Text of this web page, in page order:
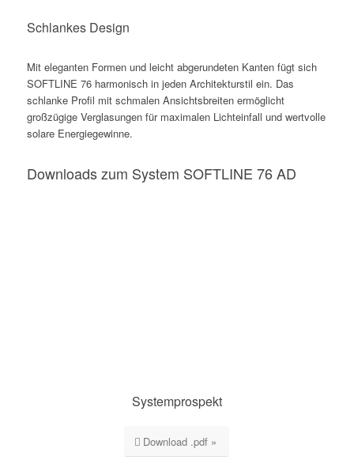
Schlankes Design
Mit eleganten Formen und leicht abgerundeten Kanten fügt sich
SOFTLINE 76 harmonisch in jeden Architekturstil ein. Das
schlanke Profil mit schmalen Ansichtsbreiten ermöglicht
großzügige Verglasungen für maximalen Lichteinfall und wertvolle
solare Energiegewinne.
Downloads zum System SOFTLINE 76 AD
Systemprospekt
Download .pdf »